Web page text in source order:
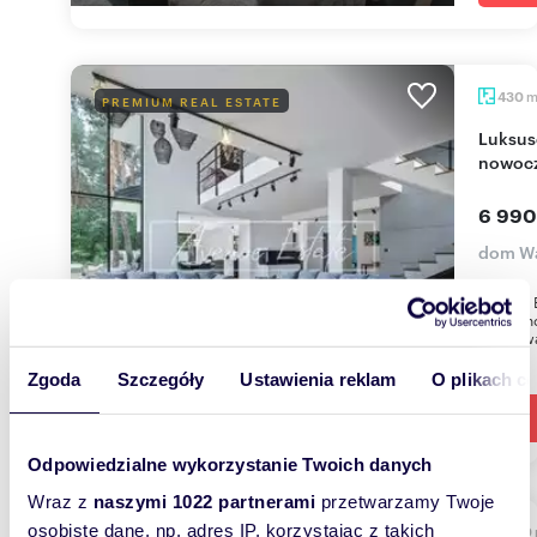
Zgoda Szczegóły Ustawienia reklam O plikach
Odpowiedzialne wykorzystanie Twoich danych
Wraz z naszymi 1022 partnerami przetwarzamy Twoje
osobiste dane, np. adres IP, korzystając z takich
PREMIUM REAL ESTATE 430 m
Luksusowa rezydencja z basenem i
6
dom
Avenue
1000